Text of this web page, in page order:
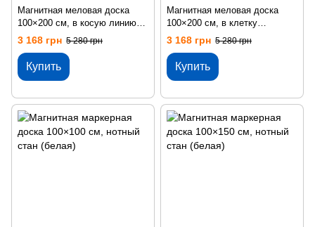
Магнитная меловая доска
100×200 см, в косую линию
(графитовая)
3 168 грн 5 280 грн
Купить
Магнитная меловая доска
100×200 см, в клетку
(графитовая)
3 168 грн 5 280 грн
Купить